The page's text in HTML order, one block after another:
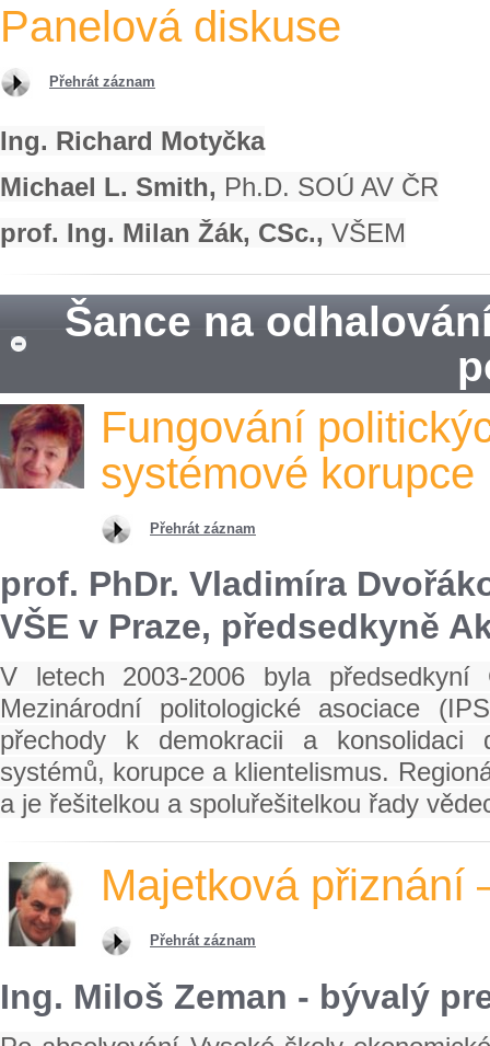
Panelová diskuse
Přehrát záznam
Ing. Richard Motyčka
Michael L. Smith, Ph.D. SOÚ AV ČR
prof. Ing. Milan Žák, CSc., VŠEM
Šance na
Fungování
systémové korupce
Přehrát záznam
prof. PhDr. Vladimíra
VŠE v Praze, předsedkyně
V letech 2003-2006 byla předsedkyní
Mezinárodní politologické asociace
přechody k demokracii a konsolidaci
systémů, korupce a klientelismus.
a je řešitelkou a spoluřešitelkou řady
Majetková přiznání
Přehrát záznam
Ing. Miloš Zeman - bývalý